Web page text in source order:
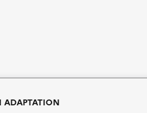
ADAPTATION